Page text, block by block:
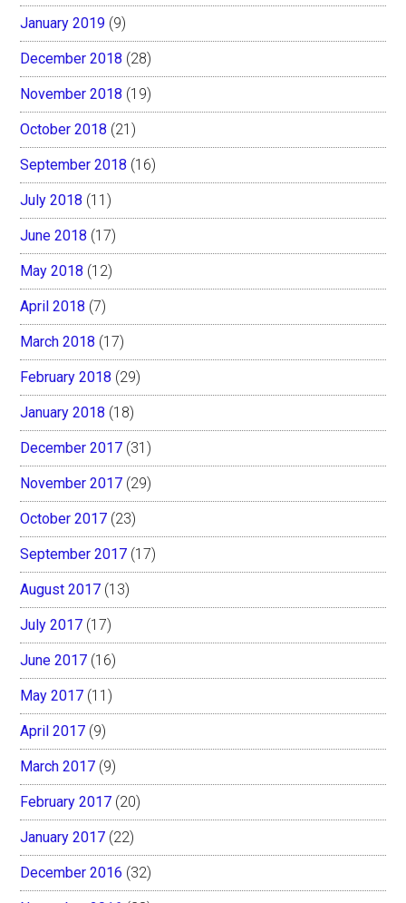
January 2019 (9)
December 2018 (28)
November 2018 (19)
October 2018 (21)
September 2018 (16)
July 2018 (11)
June 2018 (17)
May 2018 (12)
April 2018 (7)
March 2018 (17)
February 2018 (29)
January 2018 (18)
December 2017 (31)
November 2017 (29)
October 2017 (23)
September 2017 (17)
August 2017 (13)
July 2017 (17)
June 2017 (16)
May 2017 (11)
April 2017 (9)
March 2017 (9)
February 2017 (20)
January 2017 (22)
December 2016 (32)